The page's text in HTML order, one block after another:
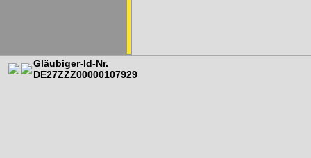
Gläubiger-Id-Nr.
DE27ZZZ00000107929